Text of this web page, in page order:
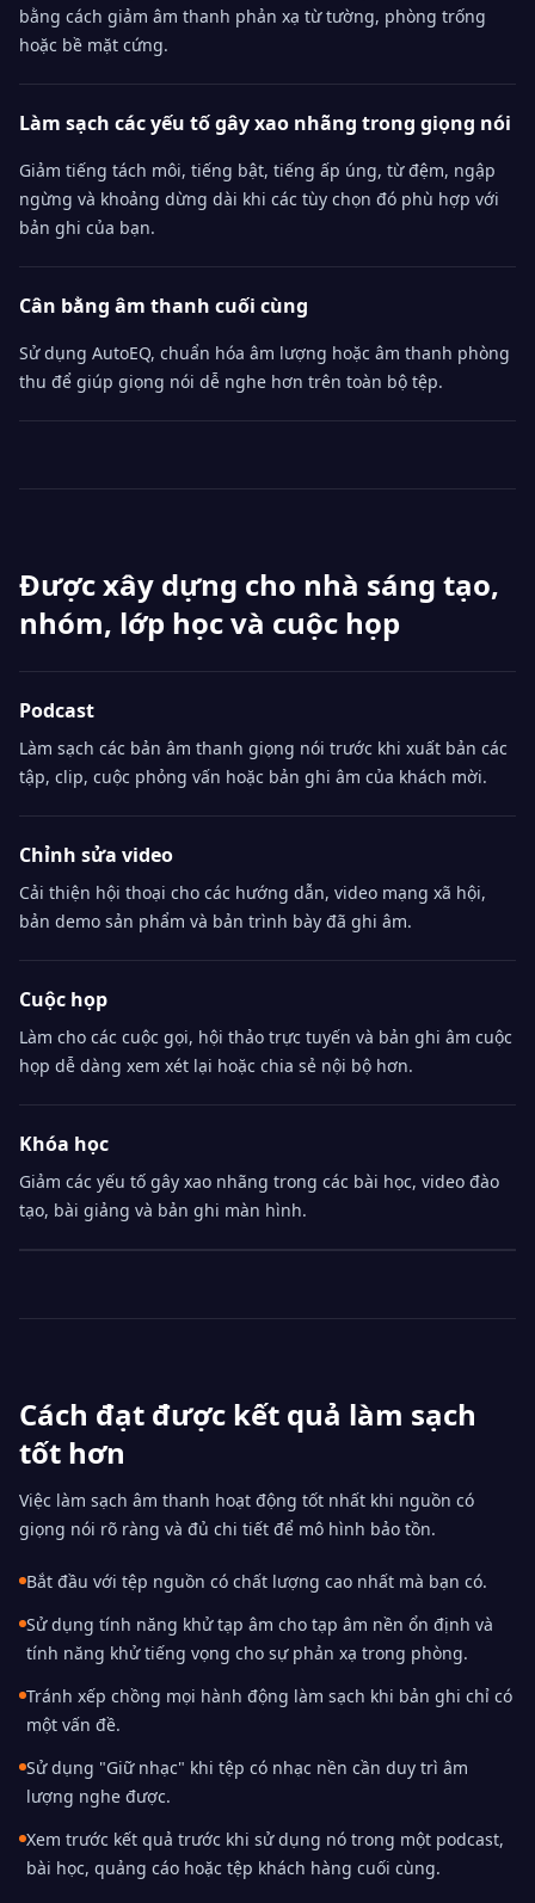
bằng cách giảm âm thanh phản xạ từ tường, phòng trống
hoặc bề mặt cứng.
Làm sạch các yếu tố gây xao nhãng trong giọng nói
Giảm tiếng tách môi, tiếng bật, tiếng ấp úng, từ đệm, ngập
ngừng và khoảng dừng dài khi các tùy chọn đó phù hợp với
bản ghi của bạn.
Cân bằng âm thanh cuối cùng
Sử dụng AutoEQ, chuẩn hóa âm lượng hoặc âm thanh phòng
thu để giúp giọng nói dễ nghe hơn trên toàn bộ tệp.
Được xây dựng cho nhà sáng tạo,
nhóm, lớp học và cuộc họp
Podcast
Làm sạch các bản âm thanh giọng nói trước khi xuất bản các
tập, clip, cuộc phỏng vấn hoặc bản ghi âm của khách mời.
Chỉnh sửa video
Cải thiện hội thoại cho các hướng dẫn, video mạng xã hội,
bản demo sản phẩm và bản trình bày đã ghi âm.
Cuộc họp
Làm cho các cuộc gọi, hội thảo trực tuyến và bản ghi âm cuộc
họp dễ dàng xem xét lại hoặc chia sẻ nội bộ hơn.
Khóa học
Giảm các yếu tố gây xao nhãng trong các bài học, video đào
tạo, bài giảng và bản ghi màn hình.
Cách đạt được kết quả làm sạch
tốt hơn
Việc làm sạch âm thanh hoạt động tốt nhất khi nguồn có
giọng nói rõ ràng và đủ chi tiết để mô hình bảo tồn.
Bắt đầu với tệp nguồn có chất lượng cao nhất mà bạn có.
Sử dụng tính năng khử tạp âm cho tạp âm nền ổn định và
tính năng khử tiếng vọng cho sự phản xạ trong phòng.
Tránh xếp chồng mọi hành động làm sạch khi bản ghi chỉ có
một vấn đề.
Sử dụng "Giữ nhạc" khi tệp có nhạc nền cần duy trì âm
lượng nghe được.
Xem trước kết quả trước khi sử dụng nó trong một podcast,
bài học, quảng cáo hoặc tệp khách hàng cuối cùng.